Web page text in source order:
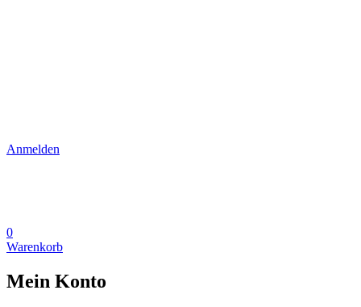
Anmelden
0
Warenkorb
Mein Konto